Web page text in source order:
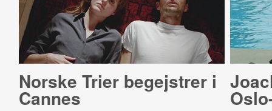
Norske Trier begejstrer i
Cannes